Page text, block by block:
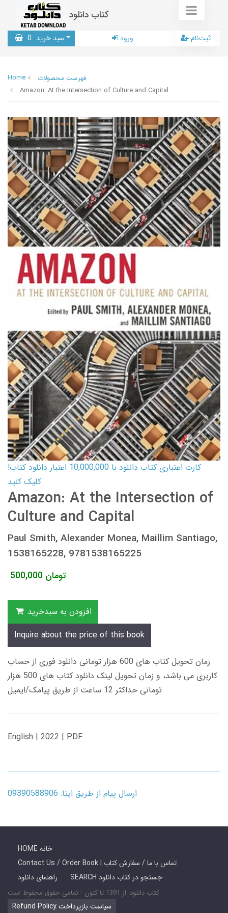
کتاب دانلود
سبد خرید 0 ورود ثبت‌نام
Home
فهرست محصولات
Amazon: At the Intersection of Culture and Capital
کارت اعتباری کتاب دانلود با 10,000,000 اعتبار دانلود کتاب!
کلیک کنید
Amazon: At the Intersection of
Culture and Capital
Paul Smith, Alexander Monea, Maillim Santiago,
1538165228, 9781538165225
500,000 تومان
افزودن به سبدخرید
Inquire about the price of this book
زمان تحویل کتاب های 600 هزار تومانی دانلود فوری از حساب
کاربری می باشد، و زمان تحویل لینک دانلود کتاب های 500 هزار
تومانی حداکثر 12 ساعت از طریق پیامک/ایمیل
English | 2022 | PDF
ارسال پیام از طریق ایتا: 09390588906
HOME خانه
Contact Us / Order Book | تماس با ما / سفارش کتاب
راهنمای دانلود
SEARCH جستجو در کتاب دانلود
کتاب دانلود: از 1391 تا کنون - تمامی حقوق محفوظ است
Refund Policy سیاست بازپرداخت